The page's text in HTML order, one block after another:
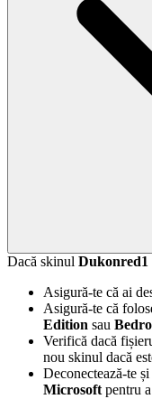
Dacă skinul Dukonred1
Asigură-te că ai
Asigură-te că
Edition sau
Verifică dacă
nou skinul dacă
Deconectează-te
Microsoft pentru